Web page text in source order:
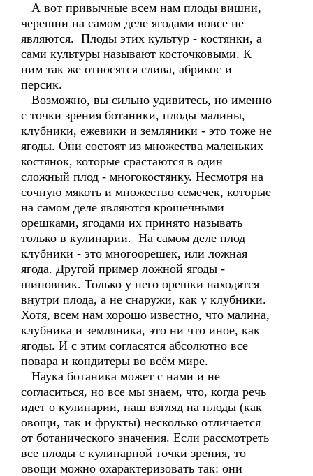
А вот привычные всем нам плоды вишни,
черешни на самом деле ягодами вовсе не
являются. Плоды этих культур - костянки, а
сами культуры называют косточковыми. К
ним так же относятся слива, абрикос и
персик.
Возможно, вы сильно удивитесь, но именно
с точки зрения ботаники, плоды малины,
клубники, ежевики и земляники - это тоже не
ягоды. Они состоят из множества маленьких
костянок, которые срастаются в один
сложный плод - многокостянку. Несмотря на
сочную мякоть и множество семечек, которые
на самом деле являются крошечными
орешками, ягодами их принято называть
только в кулинарии. На самом деле плод
клубники - это многоорешек, или ложная
ягода. Другой пример ложной ягоды -
шиповник. Только у него орешки находятся
внутри плода, а не снаружи, как у клубники.
Хотя, всем нам хорошо известно, что малина,
клубника и земляника, это ни что иное, как
ягоды. И с этим согласятся абсолютно все
повара и кондитеры во всём мире.
Наука ботаника может с нами и не
согласиться, но все мы знаем, что, когда речь
идет о кулинарии, наш взгляд на плоды (как
овощи, так и фрукты) несколько отличается
от ботанического значения. Если рассмотреть
все плоды с кулинарной точки зрения, то
овощи можно охарактеризовать так: они